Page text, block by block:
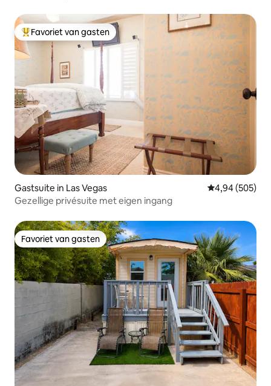
Topfavoriet van gasten
Favoriet van gasten
Gastsuite in Las Vegas Gemiddelde
4,94 (505)
Gezellige privésuite met eigen ingang
Favoriet van gasten
Favoriet van gasten